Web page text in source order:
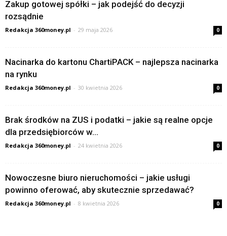
Zakup gotowej spółki – jak podejść do decyzji
rozsądnie
Redakcja 360money.pl - 29 maja 2026 0
Nacinarka do kartonu ChartiPACK – najlepsza nacinarka
na rynku
Redakcja 360money.pl - 30 kwietnia 2026 0
Brak środków na ZUS i podatki – jakie są realne opcje
dla przedsiębiorców w...
Redakcja 360money.pl - 24 kwietnia 2026 0
Nowoczesne biuro nieruchomości – jakie usługi
powinno oferować, aby skutecznie sprzedawać?
Redakcja 360money.pl - 8 kwietnia 2026 0